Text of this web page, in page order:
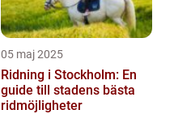
05 maj 2025
Ridning i Stockholm: En
guide till stadens bästa
ridmöjligheter